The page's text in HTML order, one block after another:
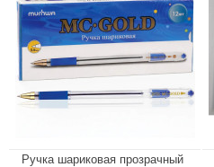
Ручка шариковая прозрачный